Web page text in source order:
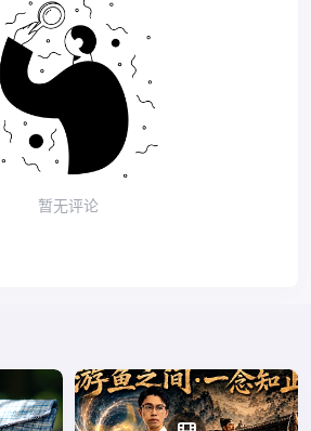
暂无评论